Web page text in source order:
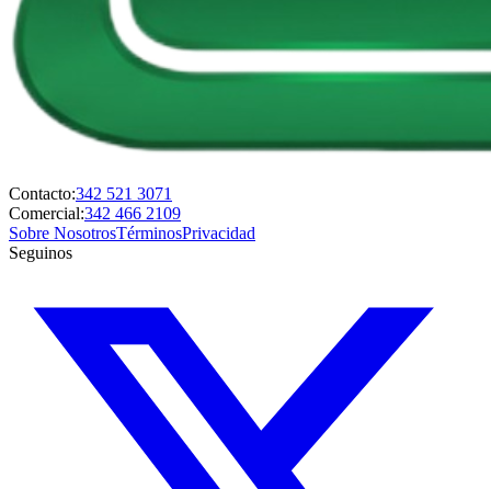
Contacto:342 521 3071
Comercial:342 466 2109
Sobre NosotrosTérminosPrivacidad
Seguinos